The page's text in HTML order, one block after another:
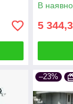
В
5
–23%